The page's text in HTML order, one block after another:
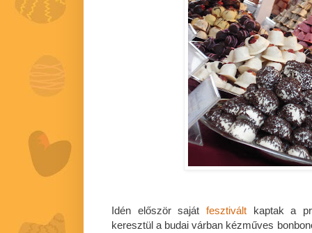
Idén először saját fesztivált kaptak a
keresztül a budai várban kézműves